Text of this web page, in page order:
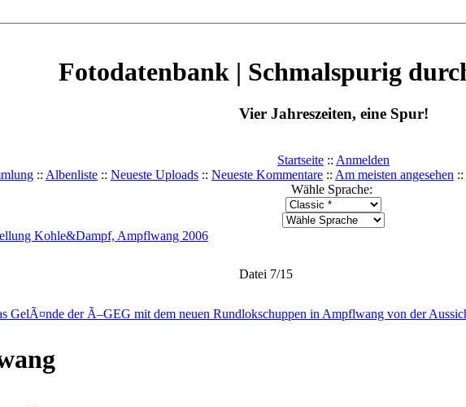
Fotodatenbank | Schmalspurig
Vier Jahreszeiten, eine Spur!
Startseite :: Anmelden
:: Albenliste :: Neueste Uploads :: Neueste Kommentare :: Am meisten angesehen ::
Wähle Sprache:
Kohle&Dampf, Ampflwang 2006
Datei 7/15